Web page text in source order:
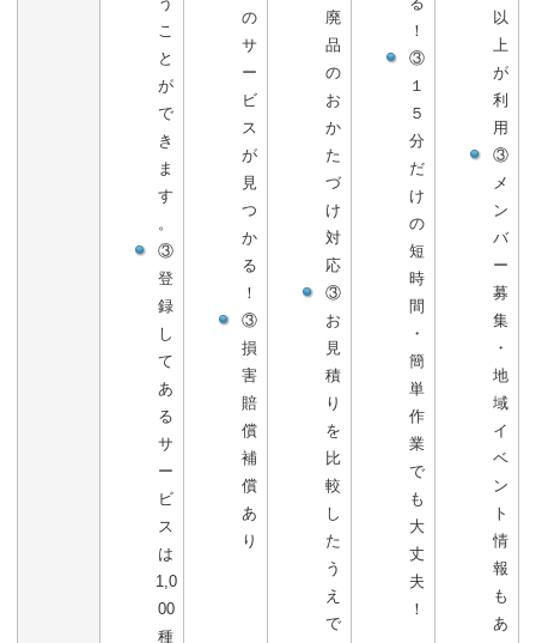
こ
と
が
で
き
ま
す
。
③
登
録
し
て
あ
る
サ
ー
ビ
ス
は
1,0
00
種
の
サ
ー
ビ
ス
が
見
つ
か
る
！
③
損
害
賠
償
補
償
あ
り
廃
品
の
お
か
た
づ
け
対
応
③
お
見
積
り
を
比
較
し
た
う
え
で
！
③
１
５
分
だ
け
の
短
時
間
・
簡
単
作
業
で
も
大
丈
夫
！
以
上
が
利
用
③
メ
ン
バ
ー
募
集
・
地
域
イ
ベ
ン
ト
情
報
も
あ